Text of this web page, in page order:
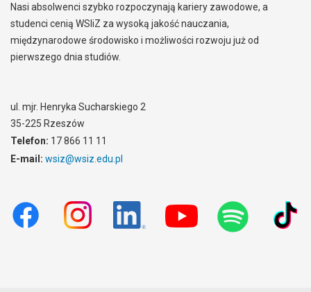
Nasi absolwenci szybko rozpoczynają kariery zawodowe, a
studenci cenią WSIiZ za wysoką jakość nauczania,
międzynarodowe środowisko i możliwości rozwoju już od
pierwszego dnia studiów.
ul. mjr. Henryka Sucharskiego 2
35-225 Rzeszów
Telefon: 17 866 11 11
E-mail: wsiz@wsiz.edu.pl